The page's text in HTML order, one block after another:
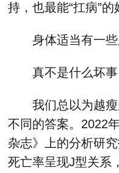
持，也最能“扛病”的
身体适当有一
真不是什么坏事
我们总以为越
不同的答案。2022
杂志》上的分析研
死亡率呈现J型关系